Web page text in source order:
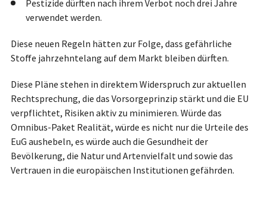
Pestizide dürften nach ihrem Verbot noch drei Jahre
verwendet werden.
Diese neuen Regeln hätten zur Folge, dass gefährliche
Stoffe jahrzehntelang auf dem Markt bleiben dürften.
Diese Pläne stehen in direktem Widerspruch zur aktuellen
Rechtsprechung, die das Vorsorgeprinzip stärkt und die EU
verpflichtet, Risiken aktiv zu minimieren. Würde das
Omnibus-Paket Realität, würde es nicht nur die Urteile des
EuG aushebeln, es würde auch die Gesundheit der
Bevölkerung, die Natur und Artenvielfalt und sowie das
Vertrauen in die europäischen Institutionen gefährden.